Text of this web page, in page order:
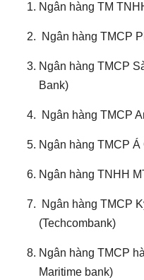
Ngân hàng TM
Ngân hàng TMCP
Ngân hàng TMCP
Bank)
Ngân hàng TMCP
Ngân hàng TMCP
Ngân hàng TNHH
Ngân hàng TMCP
(Techcombank)
Ngân hàng TMCP
Maritime bank)